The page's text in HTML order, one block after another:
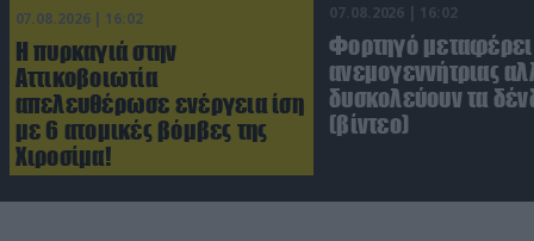
07.08.2026 | 16:02
Η πυρκαγιά στην
Αττικοβοιωτία
απελευθέρωσε ενέργεια ίση
με 6 ατομικές βόμβες της
Χιροσίμα!
07.08.2026 | 16:02
Φορτηγό μεταφέρει
ανεμογεννήτριας
δυσκολεύουν τα
(βίντεο)